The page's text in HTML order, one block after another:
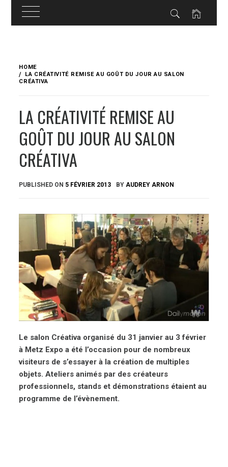
content
HOME
LA CRÉATIVITÉ REMISE AU GOÛT DU JOUR AU SALON
CRÉATIVA
LA CRÉATIVITÉ REMISE AU
GOÛT DU JOUR AU SALON
CRÉATIVA
PUBLISHED ON 5 FÉVRIER 2013 BY AUDREY ARNON
Le salon Créativa organisé du 31 janvier au 3 février
à Metz Expo a été l’occasion pour de nombreux
visiteurs de s’essayer à la création de multiples
objets. Ateliers animés par des créateurs
professionnels, stands et démonstrations étaient au
programme de l’évènement.